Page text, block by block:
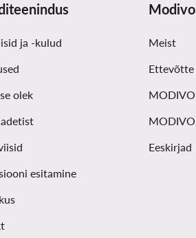
ja -kulud
olek
esitamine
Modivo
Meist
Ettevõtte
Eeskirjad